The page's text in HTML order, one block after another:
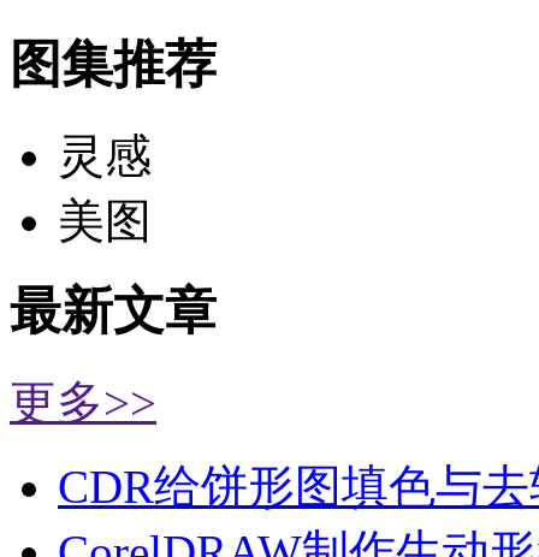
图集推荐
灵感
美图
最新文章
更多>>
CDR给饼形图填色与